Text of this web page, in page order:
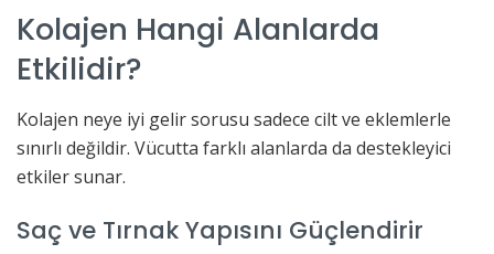
Kolajen Hangi Alanlarda
Etkilidir?
Kolajen neye iyi gelir sorusu sadece cilt ve eklemlerle
sınırlı değildir. Vücutta farklı alanlarda da destekleyici
etkiler sunar.
Saç ve Tırnak Yapısını Güçlendirir